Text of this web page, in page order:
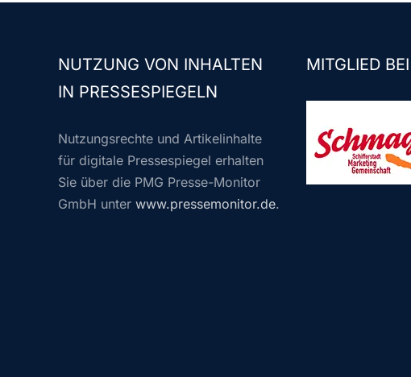
NUTZUNG VON INHALTEN
IN PRESSESPIEGELN
Nutzungsrechte und Artikelinhalte
für digitale Pressespiegel erhalten
Sie über die PMG Presse-Monitor
GmbH unter www.pressemonitor.de.
MITGLIED BEI